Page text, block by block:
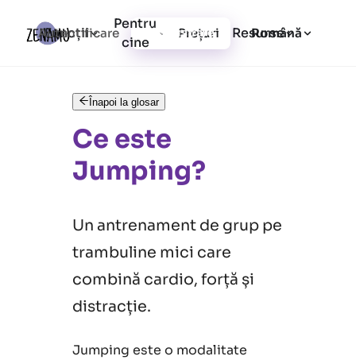
Funcții
Pentru
cine
Prețuri Resurse
Autentificare Înregistrare Română
Înapoi la glosar
Ce este
Jumping?
Un antrenament de grup pe
trambuline mici care
combină cardio, forță și
distracție.
Jumping este o modalitate